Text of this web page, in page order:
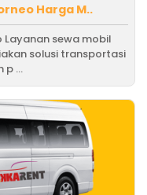
Harga M..
Layanan sewa mobil
solusi transportasi
p ...